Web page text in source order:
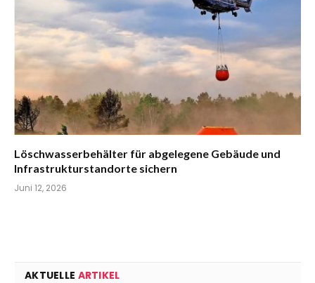
Löschwasserbehälter für abgelegene Gebäude und
Infrastrukturstandorte sichern
Juni 12, 2026
AKTUELLE ARTIKEL